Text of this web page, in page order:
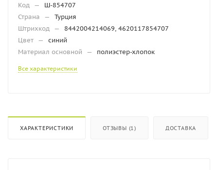
Код —
Ш-854707
Страна
—
Турция
Штрихкод —
8442004214069, 4620117854707
Цвет —
синий
Материал основной
— полиэстер-хлопок
Все характеристики
ХАРАКТЕРИСТИКИ ОТЗЫВЫ (1) ДОСТАВКА